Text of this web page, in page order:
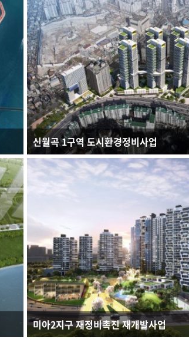
연면적 : 126,351.02㎡
규모 : B3F - 30F
건축용도 : 주상복합
연면적 : 280,869.87㎡
규모 : B6F - 47F
건축용도 : 공동주택
신월곡 1구역 도시환경정비사업
미아2지구 재정비촉진 재개발사업